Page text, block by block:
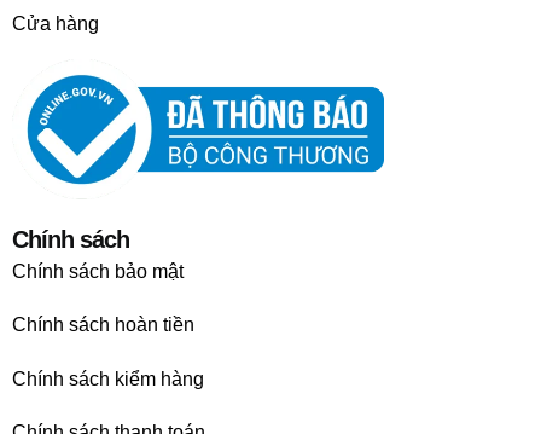
Cửa hàng
Chính sách
Chính sách bảo mật
Chính sách hoàn tiền
Chính sách kiểm hàng